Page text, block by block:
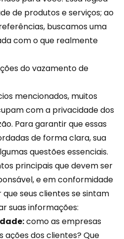
de produtos e serviços; ao
buscamos uma
com o que realmente
do vazamento de
mencionados, muitos
com a privacidade dos
Para garantir que essas
de forma clara, sua
questões essenciais.
principais que devem ser
e em conformidade
seus clientes se sintam
suas informações:
como as empresas
dos clientes? Que